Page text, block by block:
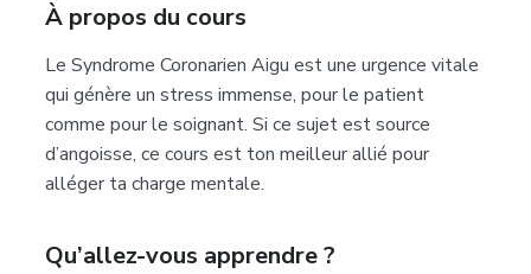
À propos du cours
Le Syndrome Coronarien Aigu est une urgence vitale
qui génère un stress immense, pour le patient
comme pour le soignant. Si ce sujet est source
d’angoisse, ce cours est ton meilleur allié pour
alléger ta charge mentale.
Qu’allez-vous apprendre ?